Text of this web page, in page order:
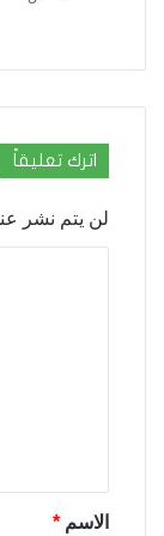
اترك تعليقاً
لن يتم نشر
*الاسم *